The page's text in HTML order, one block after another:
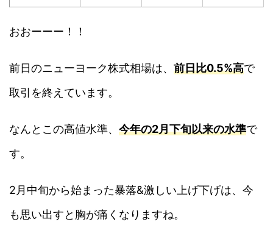
おおーーー！！
前日のニューヨーク株式相場は、 前日比0.5%高で
取引を終えています。
なんとこの高値水準、 今年の2月下旬以来の水準で
す。
2月中旬から始まった暴落&激しい上げ下げは、今
も思い出すと胸が痛くなりますね。